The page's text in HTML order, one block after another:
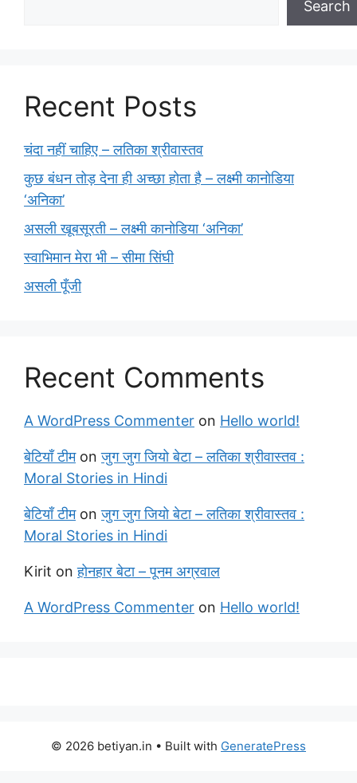
Search
Recent Posts
चंदा नहीं चाहिए – लतिका श्रीवास्तव
कुछ बंधन तोड़ देना ही अच्छा होता है – लक्ष्मी कानोडिया
‘अनिका’
असली खूबसूरती – लक्ष्मी कानोडिया ‘अनिका’
स्वाभिमान मेरा भी – सीमा सिंघी
असली पूँजी
Recent Comments
A WordPress Commenter on Hello world!
बेटियाँ टीमonजुग जुग जियो बेटा – लतिका श्रीवास्तव :
Moral Stories in Hindi
बेटियाँ टीमonजुग जुग जियो बेटा – लतिका श्रीवास्तव :
Moral Stories in Hindi
Kirit onहोनहार बेटा – पूनम अग्रवाल
A WordPress Commenter on Hello world!
© 2026 betiyan.in • Built with GeneratePress